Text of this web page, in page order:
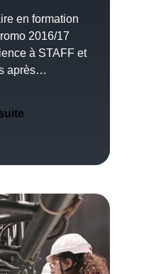
en formation
2016/17
à STAFF et
après…